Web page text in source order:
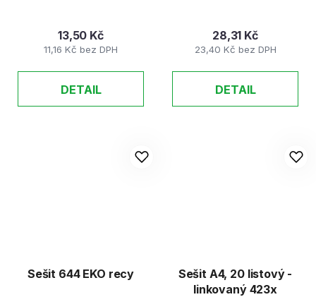
11,16 Kč bez DPH
13,50 Kč
DETAIL
23,40 Kč bez DPH
28,31 Kč
DETAIL
Sešit 644 EKO recy
Sešit A4, 20 listový -
linkovaný 423x